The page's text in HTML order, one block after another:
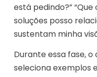
está pedindo?”
soluções posso
sustentam minha
Durante essa fase, o
seleciona exemplos